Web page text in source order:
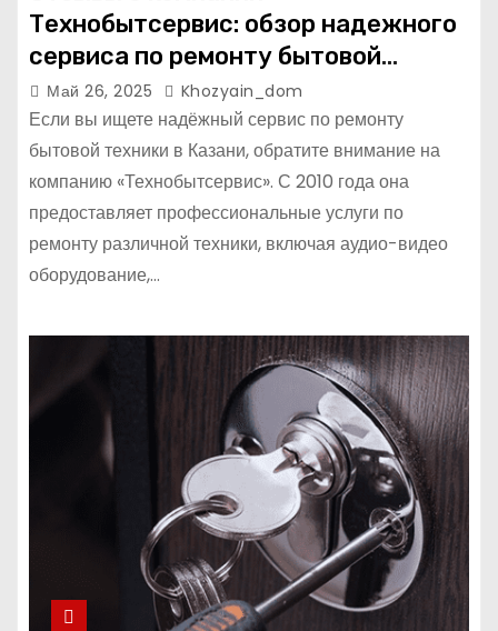
Технобытсервис: обзор надежного
сервиса по ремонту бытовой
техники в Казани
Май 26, 2025 Khozyain_dom
Если вы ищете надёжный сервис по ремонту
бытовой техники в Казани, обратите внимание на
компанию «Технобытсервис». С 2010 года она
предоставляет профессиональные услуги по
ремонту различной техники, включая аудио-видео
оборудование,…